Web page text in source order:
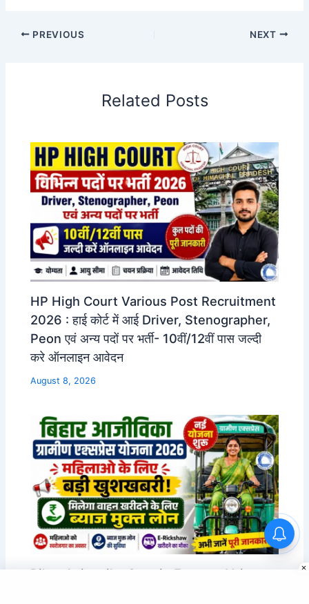
PREVIOUS NEXT
Related Posts
HP High Court Various Post Recruitment
2026 : हाई कोर्ट में आई Driver, Stenographer,
Peon एवं अन्य पदों पर भर्ती- 10वीं/12वीं पास जल्दी
करे ऑनलाइन आवेदन
August 8, 2026
Bihar Aajeevika Gramin Express Yojana